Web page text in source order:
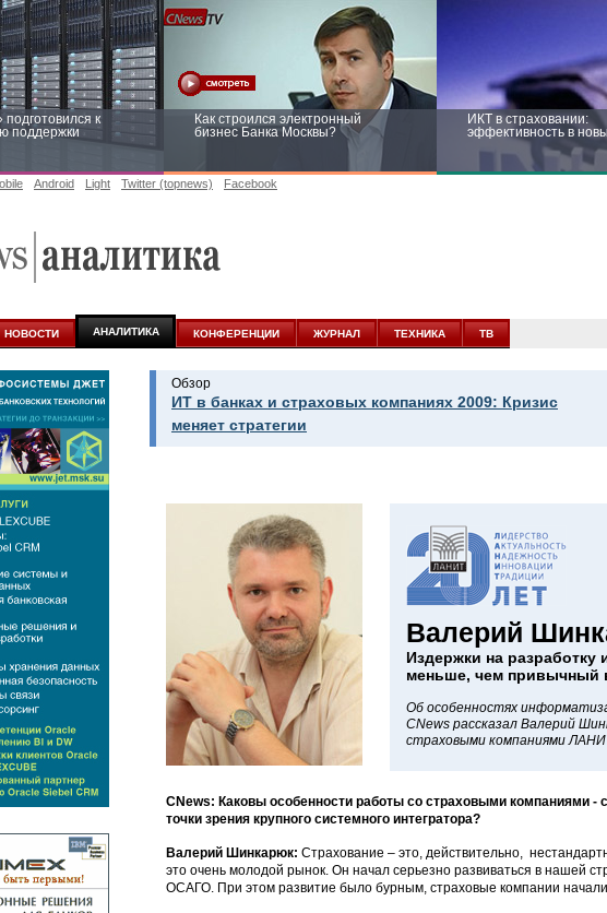
подготовился к
поддержки
Как строился электронный
бизнес Банка Москвы?
ИКТ в страховании:
эффективность в
новых условиях
Android Light Twitter (topnews) Facebook
НОВОСТИ АНАЛИТИКА КОНФЕРЕНЦИИ ЖУРНАЛ ТЕХНИКА ТВ
Обзор
ИТ в банках и страховых компаниях 2009: Кризис
меняет стратегии
Валерий
Издержки на
меньше, чем привычный
Об особенностях
CNews рассказал Валерий
страховыми компаниями
CNews: Каковы особенности работы со страховыми компаниями - с
точки зрения крупного системного интегратора?
Валерий Шинкарюк: Страхование – это, действительно,
это очень молодой рынок. Он начал серьезно развиваться в нашей
ОСАГО. При этом развитие было бурным, страховые компании